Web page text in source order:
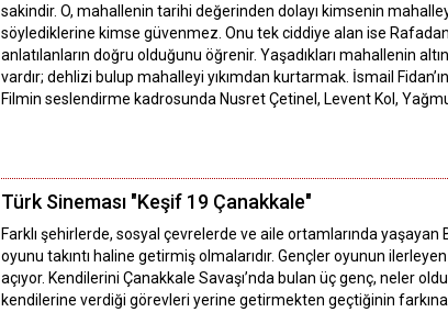
sakindir. O, mahallenin tarihi değerinden dolayı kimsenin
söylediklerine kimse güvenmez. Onu tek ciddiye alan ise
anlatılanların doğru olduğunu öğrenir. Yaşadıkları mahallenin
vardır; dehlizi bulup mahalleyi yıkımdan kurtarmak. İsmail
Filmin seslendirme kadrosunda Nusret Çetinel, Levent Kol,
Türk Sineması "Keşif 19 Çanakkale"
Farklı şehirlerde, sosyal çevrelerde ve aile ortamlarında yaşayan
oyunu takıntı haline getirmiş olmalarıdır. Gençler oyunun
açıyor. Kendilerini Çanakkale Savaşı’nda bulan üç genç, neler
kendilerine verdiği görevleri yerine getirmekten geçtiğinin